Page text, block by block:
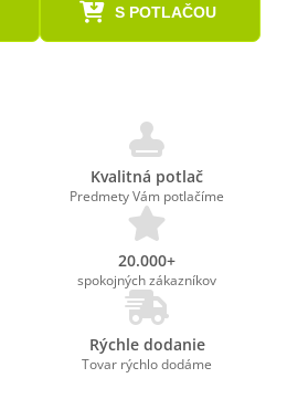
S POTLAČOU
Kvalitná potlač
Predmety Vám potlačíme
20.000+
spokojných zákazníkov
Rýchle dodanie
Tovar rýchlo dodáme